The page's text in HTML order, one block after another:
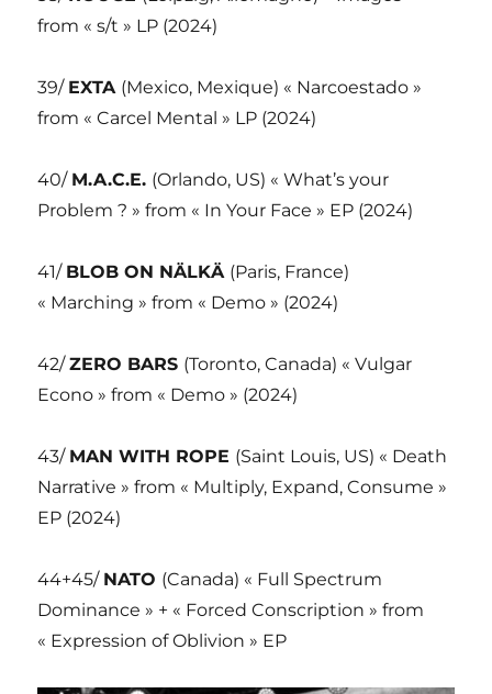
from « s/t » LP (2024)
39/ EXTA (Mexico, Mexique) « Narcoestado »
from « Carcel Mental » LP (2024)
40/ M.A.C.E. (Orlando, US) « What’s your
Problem ? » from « In Your Face » EP (2024)
41/ BLOB ON NÄLKÄ (Paris, France)
« Marching » from « Demo » (2024)
42/ZERO BARS (Toronto, Canada) « Vulgar
Econo » from « Demo » (2024)
43/ MAN WITH ROPE (Saint Louis, US) « Death
Narrative » from « Multiply, Expand, Consume »
EP (2024)
44+45/ NATO (Canada) « Full Spectrum
Dominance » + « Forced Conscription » from
« Expression of Oblivion » EP